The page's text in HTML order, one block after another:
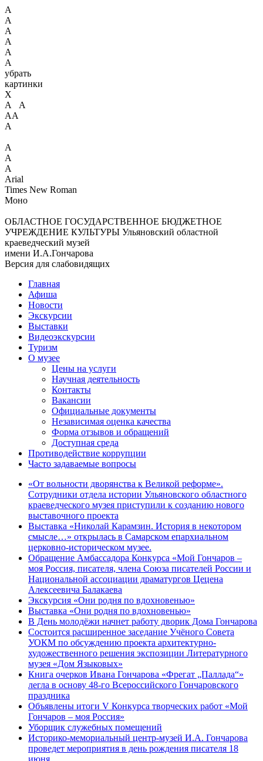
А
А
А
А
А
А
убрать
картинки
X
А А
АА
А
А
А
А
Arial
Times New Roman
Моно
ОБЛАСТНОЕ ГОСУДАРСТВЕННОЕ БЮДЖЕТНОЕ
УЧРЕЖДЕНИЕ КУЛЬТУРЫ Ульяновский областной
краеведческий музей
имени И.А.Гончарова
Версия для слабовидящих
Главная
Афиша
Новости
Экскурсии
Выставки
Видеоэкскурсии
Туризм
О музее
Цены на услуги
Научная деятельность
Контакты
Вакансии
Официальные документы
Независимая оценка качества
Форма отзывов и обращений
Доступная среда
Противодействие коррупции
Часто задаваемые вопросы
«От вольности дворянства к Великой реформе».
Сотрудники отдела истории Ульяновского областного
краеведческого музея приступили к созданию нового
выставочного проекта
Выставка «Николай Карамзин. История в некотором
смысле…» открылась в Самарском епархиальном
церковно-историческом музее.
Обращение Амбассадора Конкурса «Мой Гончаров –
моя Россия, писателя, члена Союза писателей России и
Национальной ассоциации драматургов Цецена
Алексеевича Балакаева
Экскурсия «Они родня по вдохновенью»
Выставка «Они родня по вдохновенью»
В День молодёжи начнет работу дворик Дома Гончарова
Состоится расширенное заседание Учёного Совета
УОКМ по обсуждению проекта архитектурно-
художественного решения экспозиции Литературного
музея «Дом Языковых»
Книга очерков Ивана Гончарова «Фрегат „Паллада“»
легла в основу 48-го Всероссийского Гончаровского
праздника
Объявлены итоги V Конкурса творческих работ «Мой
Гончаров – моя Россия»
Уборщик служебных помещений
Историко-мемориальный центр-музей И.А. Гончарова
проведет мероприятия в день рождения писателя 18
июня